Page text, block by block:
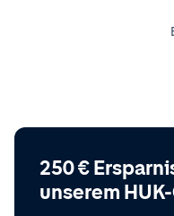
250 €
unserem